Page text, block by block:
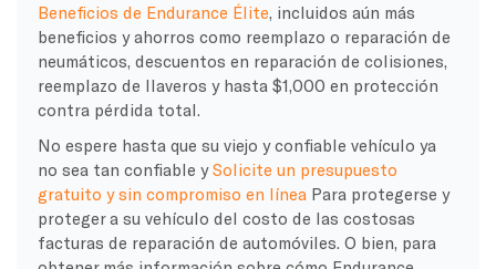
Beneficios de Endurance Élite, incluidos aún más
beneficios y ahorros como reemplazo o reparación de
neumáticos, descuentos en reparación de colisiones,
reemplazo de llaveros y hasta $1,000 en protección
contra pérdida total.
No espere hasta que su viejo y confiable vehículo ya
no sea tan confiable ySolicite un presupuesto
gratuito y sin compromiso en líneaPara protegerse y
proteger a su vehículo del costo de las costosas
facturas de reparación de automóviles. O bien, para